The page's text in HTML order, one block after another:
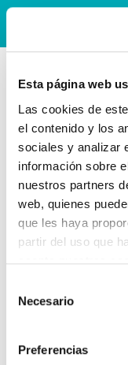
Esta página web
Las cookies de
el contenido y los
sociales y analizar
información sobre
nuestros partners
web, quienes
que les haya
partir del uso que
Necesario
Preferencias